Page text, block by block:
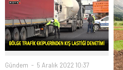
Gündem 5 Aralık 2022 10:37